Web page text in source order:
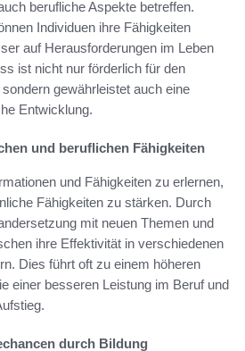
berufliche Aspekte betreffen.
Individuen ihre Fähigkeiten
auf Herausforderungen im Leben
ist nicht nur förderlich für den
gewährleistet auch eine
Entwicklung.
und beruflichen Fähigkeiten
und Fähigkeiten zu erlernen,
Fähigkeiten zu stärken. Durch
mit neuen Themen und
ihre Effektivität in verschiedenen
Dies führt oft zu einem höheren
einer besseren Leistung im Beruf und
durch Bildung